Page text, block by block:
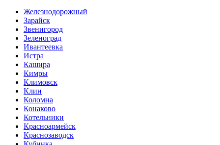
Железнодорожный
Зарайск
Звенигород
Зеленоград
Ивантеевка
Истра
Кашира
Кимры
Климовск
Клин
Коломна
Конаково
Котельники
Красноармейск
Краснозаводск